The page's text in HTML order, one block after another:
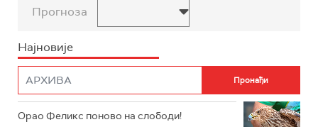
Прогноза
Најновије
Орао Феликс поново на слободи!